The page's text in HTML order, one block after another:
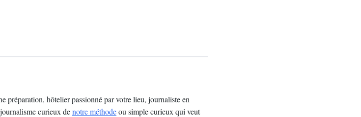
préparation, hôtelier passionné par votre lieu, journaliste en
curieux denotre méthodeou simple curieux qui veut